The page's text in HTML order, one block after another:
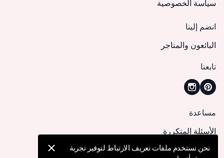
سياسة الخصوصية
انضم إلينا
البائعون والمتاجر
تابعنا
مساعدة
الأسئلة المتكررة
كيف يمكنني تقديم طلب؟
نحن نستخدم ملفات تعريف الارتباط لتوفير تجربة